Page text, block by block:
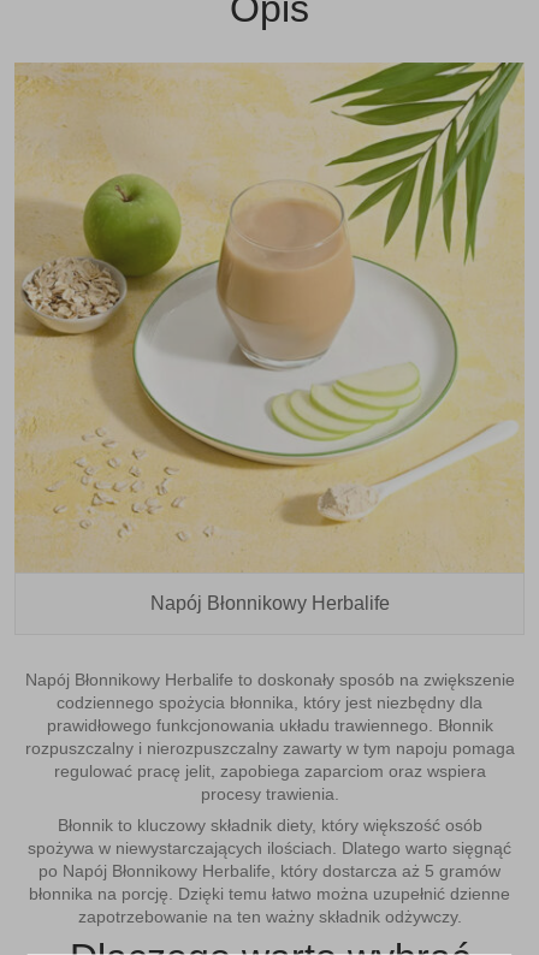
Napój Błonnikowy Herbalife
Napój BłonnikowyHerbalife to doskonały sposób na zwiększenie
codziennego spożycia błonnika, który jest niezbędny dla
prawidłowego funkcjonowania układu trawiennego. Błonnik
rozpuszczalny i nierozpuszczalny zawarty w tym napoju pomaga
regulować pracę jelit, zapobiega zaparciom oraz wspiera
procesy trawienia.
Błonnik to kluczowy składnik diety, który większość osób
spożywa w niewystarczających ilościach. Dlatego warto sięgnąć
po Napój Błonnikowy Herbalife, który dostarcza aż 5 gramów
błonnika na porcję. Dzięki temu łatwo można uzupełnić dzienne
zapotrzebowanie na ten ważny składnik odżywczy.